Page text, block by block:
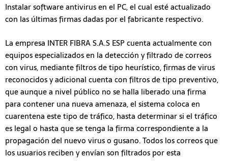
Instalar software antivirus en el PC, el cual esté actualizado
con las últimas firmas dadas por el fabricante respectivo.
La empresa INTER FIBRA S.A.S ESP cuenta actualmente con
equipos especializados en la detección y filtrado de correos
con virus, mediante filtros de tipo heurístico, firmas de virus
reconocidos y adicional cuenta con filtros de tipo preventivo,
que aunque a nivel público no se halla liberado una firma
para contener una nueva amenaza, el sistema coloca en
cuarentena este tipo de tráfico, hasta determinar si el tráfico
es legal o hasta que se tenga la firma correspondiente a la
propagación del nuevo virus o gusano. Todos los correos que
los usuarios reciben y envían son filtrados por esta